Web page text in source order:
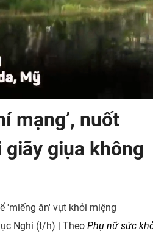
mạng’, nuốt
giụa không
'miếng ăn' vụt khỏi miệng
Nghi (t/h) | TheoPhụ nữ sức